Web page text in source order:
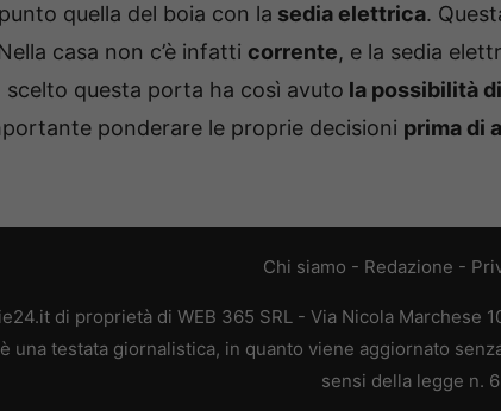
quella del boia con la sedia elettrica.
casa non c’è infatti corrente, e la sedia
scelto questa porta ha così avuto la possibilità
ponderare le proprie decisioni prima di
Chi siamo - Redazione -
di proprietà di WEB 365 SRL - Via Nicola Marchese
una testata giornalistica, in quanto viene aggiornato
sensi della legge n.